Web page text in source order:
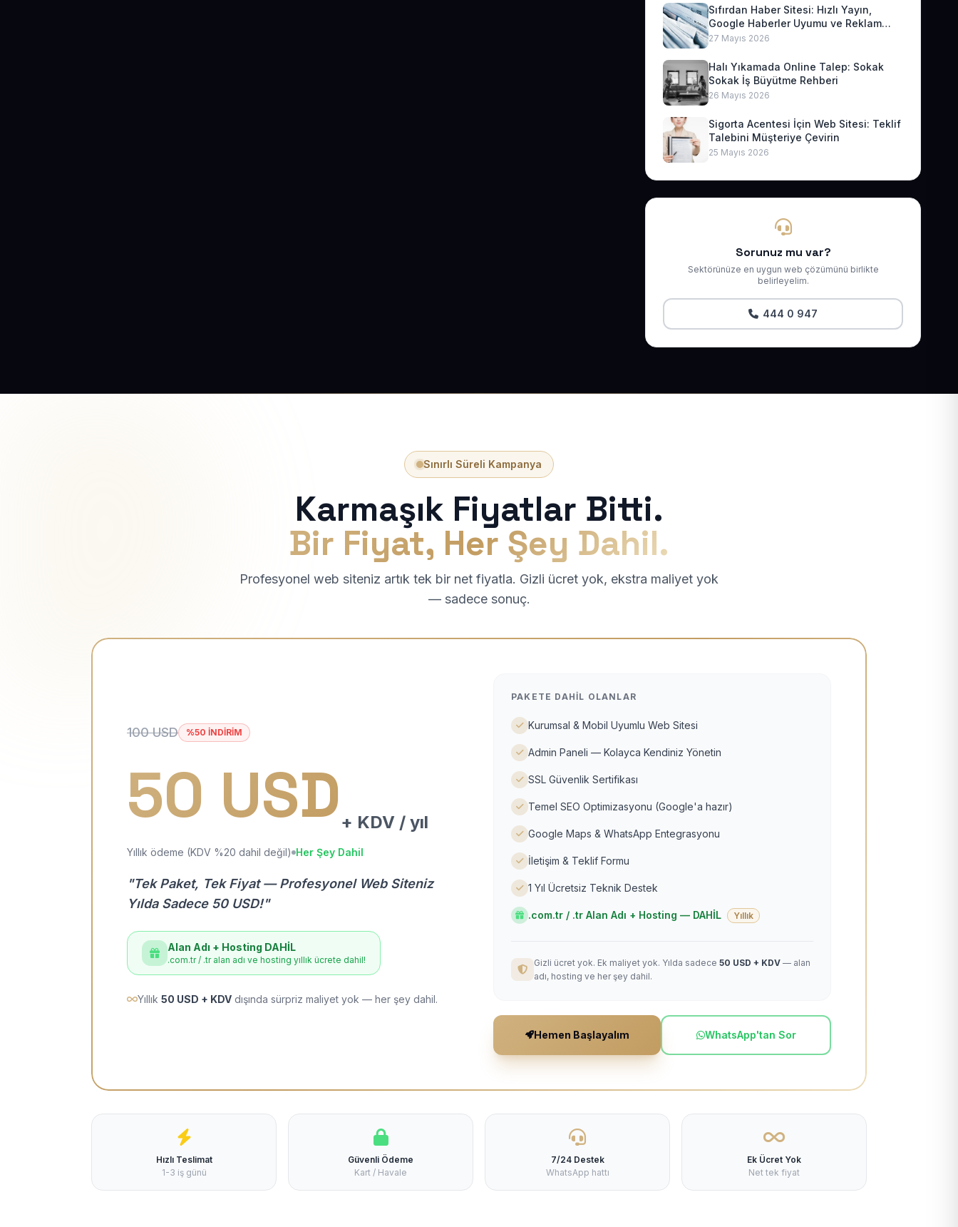
Sıfırdan Haber Sitesi: Hızlı Yayın,
Google Haberler Uyumu ve Reklam
Geliri
27 Mayıs 2026
Halı Yıkamada Online Talep: Sokak
Sokak İş Büyütme Rehberi
26 Mayıs 2026
Sigorta Acentesi İçin Web Sitesi: Teklif
Talebini Müşteriye Çevirin
25 Mayıs 2026
Sorunuz mu var?
Sektörünüze en uygun web çözümünü birlikte
belirleyelim.
444 0 947
Sınırlı Süreli Kampanya
Karmaşık Fiyatlar Bitti.
Bir Fiyat, Her Şey Dahil.
Profesyonel web siteniz artık tek bir net fiyatla. Gizli ücret yok, ekstra maliyet yok
— sadece sonuç.
100 USD %50 İNDİRİM
50 USD + KDV / yıl
Yıllık ödeme (KDV %20 dahil değil) Her Şey Dahil
"Tek Paket, Tek Fiyat — Profesyonel Web Siteniz
Yılda Sadece 50 USD!"
Alan Adı + Hosting DAHİL
.com.tr / .tr alan adı ve hosting yıllık ücrete dahil!
Yıllık 50 USD + KDV dışında sürpriz maliyet yok — her şey dahil.
PAKETE DAHIL OLANLAR
Kurumsal & Mobil Uyumlu Web Sitesi
Admin Paneli — Kolayca Kendiniz Yönetin
SSL Güvenlik Sertifikası
Temel SEO Optimizasyonu (Google'a hazır)
Google Maps & WhatsApp Entegrasyonu
İletişim & Teklif Formu
1 Yıl Ücretsiz Teknik Destek
.com.tr / .tr Alan Adı + Hosting — DAHİL Yıllık
Gizli ücret yok. Ek maliyet yok. Yılda sadece 50 USD + KDV — alan
adı, hosting ve her şey dahil.
Hemen Başlayalım WhatsApp'tan Sor
Hızlı Teslimat
1-3 iş günü
Güvenli Ödeme
Kart / Havale
7/24 Destek
WhatsApp hattı
Ek Ücret Yok
Net tek fiyat